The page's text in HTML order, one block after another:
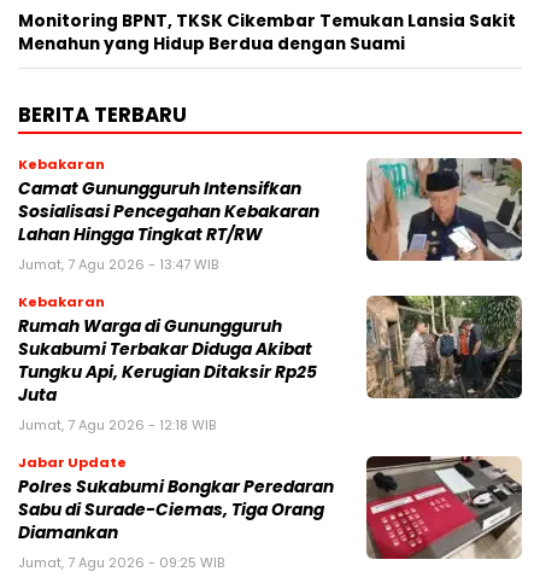
‎Monitoring BPNT, TKSK Cikembar Temukan Lansia Sakit
Menahun yang Hidup Berdua dengan Suami
BERITA TERBARU
Kebakaran
‎‎Camat Gunungguruh Intensifkan
Sosialisasi Pencegahan Kebakaran
Lahan Hingga Tingkat RT/RW‎
Jumat, 7 Agu 2026 - 13:47 WIB
Kebakaran
‎Rumah Warga di Gunungguruh
Sukabumi Terbakar Diduga Akibat
Tungku Api, Kerugian Ditaksir Rp25
Juta
Jumat, 7 Agu 2026 - 12:18 WIB
Jabar Update
Polres Sukabumi Bongkar Peredaran
Sabu di Surade-Ciemas, Tiga Orang
Diamankan
Jumat, 7 Agu 2026 - 09:25 WIB